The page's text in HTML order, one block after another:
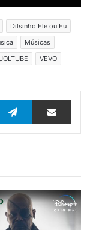
Dilsinho Ele ou Eu
Músicas
VEVO
Telegram Compartilhar via e-mail